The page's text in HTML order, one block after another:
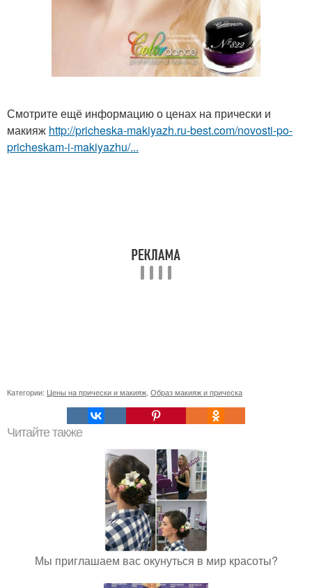
Смотрите ещё информацию о ценах на прически и
макияж http://pricheska-makiyazh.ru-best.com/novosti-po-
pricheskam-i-makiyazhu/...
Категории: Цены на прически и макияж, Образ макияж и прическа
Читайте также
Мы приглашаем вас окунуться в мир красоты?